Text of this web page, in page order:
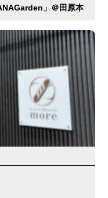
」＠田原本